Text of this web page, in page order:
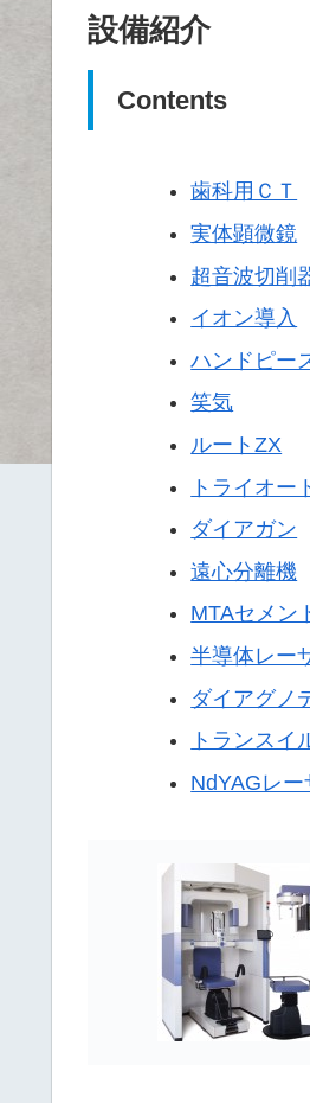
設備紹介
Contents
歯科用ＣＴ
実体顕微鏡
超音波切削
イオン導入
ハンドピー
笑気
ルートZX
トライオー
ダイアガン
遠心分離機
MTAセメン
半導体レー
ダイアグノ
トランスイ
NdYAGレー